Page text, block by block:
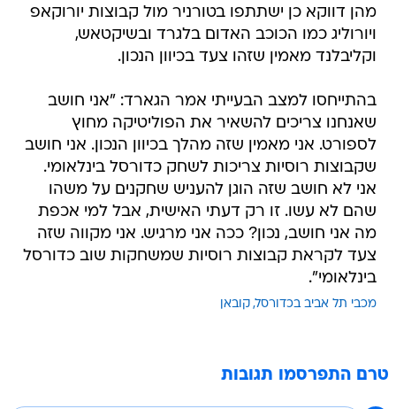
מהן דווקא כן ישתתפו בטורניר מול קבוצות יורוקאפ
ויורוליג כמו הכוכב האדום בלגרד ובשיקטאש,
וקליבלנד מאמין שזהו צעד בכיוון הנכון.
בהתייחסו למצב הבעייתי אמר הגארד: "אני חושב
שאנחנו צריכים להשאיר את הפוליטיקה מחוץ
לספורט. אני מאמין שזה מהלך בכיוון הנכון. אני חושב
שקבוצות רוסיות צריכות לשחק כדורסל בינלאומי.
אני לא חושב שזה הוגן להעניש שחקנים על משהו
שהם לא עשו. זו רק דעתי האישית, אבל למי אכפת
מה אני חושב, נכון? ככה אני מרגיש. אני מקווה שזה
צעד לקראת קבוצות רוסיות שמשחקות שוב כדורסל
בינלאומי".
מכבי תל אביב בכדורסל קובאן
טרם התפרסמו תגובות